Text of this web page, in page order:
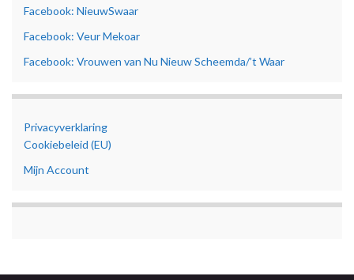
Facebook: NieuwSwaar
Facebook: Veur Mekoar
Facebook: Vrouwen van Nu Nieuw Scheemda/’t Waar
Privacyverklaring
Cookiebeleid (EU)
Mijn Account